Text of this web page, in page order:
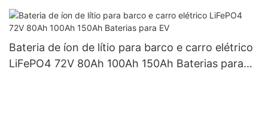
Bateria de íon de lítio para barco e carro elétrico
LiFePO4 72V 80Ah 100Ah 150Ah Baterias para